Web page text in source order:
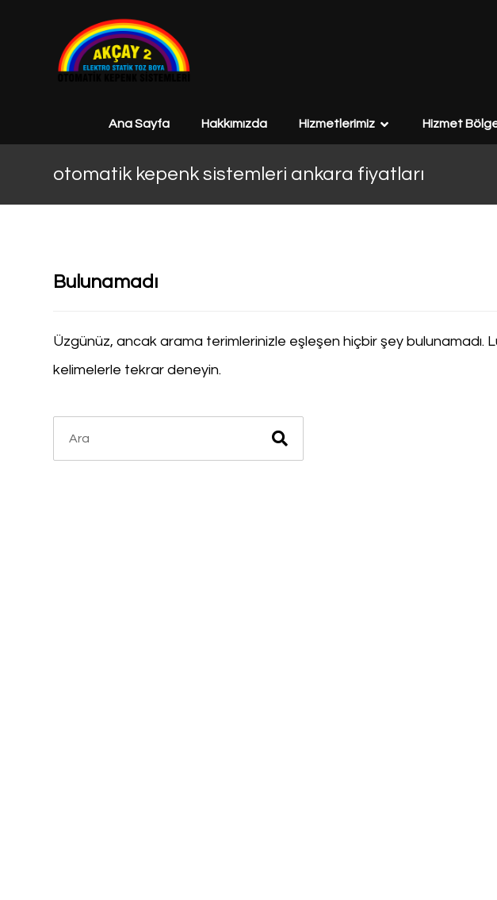
Ana Sayfa Hakkımızda Hizmetlerimiz Hizmet
otomatik kepenk sistemleri ankara fiyatları
Bulunamadı
Üzgünüz, ancak arama terimlerinizle eşleşen hiçbir şey bulunamadı.
kelimelerle tekrar deneyin.